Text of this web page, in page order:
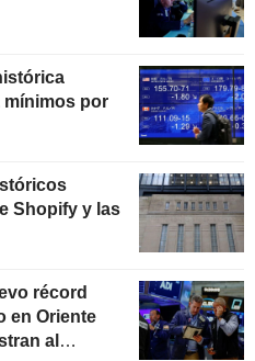
mínimos por
Shopify y las
récord
en Oriente
al